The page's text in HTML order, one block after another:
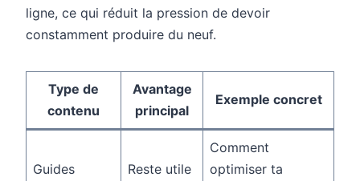
ligne, ce qui réduit la pression de devoir
constamment produire du neuf.
Type de
contenu
Avantage
principal
Exemple concret
Guides
Reste utile
Comment
optimiser ta